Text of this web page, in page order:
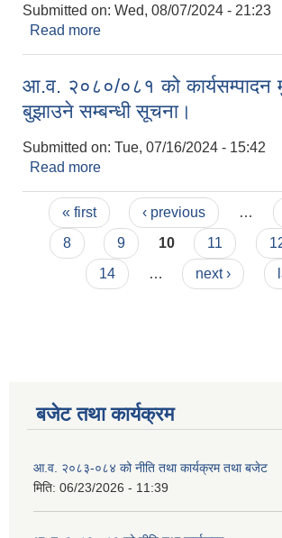
Submitted on: Wed, 08/07/2024 - 21:23
Read more
आ.व. २०८०/०८१ को कार्यसम्पादन
बुझाउने सम्बन्धी सूचना।
Submitted on: Tue, 07/16/2024 - 15:42
Read more
Pages
« first ‹ previous …
8
9 10 11
14
… next ›
बजेट तथा कार्यक्रम
आ.व. २०८३-०८४ को नीति तथा कार्यक्रम तथा बजेट
मिति: 06/23/2026 - 11:39